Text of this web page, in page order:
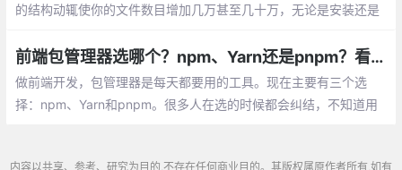
的结构动辄使你的文件数目增加几万甚至几十万，无论是安装还是
一个react项目文件夹
前端包管理器选哪个？npm、Yarn还是pnpm？看完就明白
做前端开发，包管理器是每天都要用的工具。现在主要有三个选
择：npm、Yarn和pnpm。很多人在选的时候都会纠结，不知道用
内容以共享、参考、研究为目的,不存在任何商业目的。其版权属原作者所有,如有